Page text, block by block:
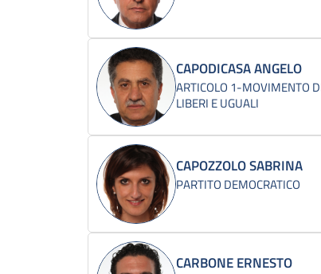
CAPODICASA ANGELO
ARTICOLO 1-MOVIMENTO
LIBERI E UGUALI
CAPOZZOLO SABRINA
PARTITO DEMOCRATICO
CARBONE ERNESTO